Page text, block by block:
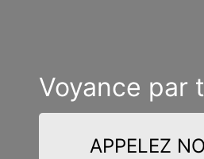
Voyance par
APPELEZ